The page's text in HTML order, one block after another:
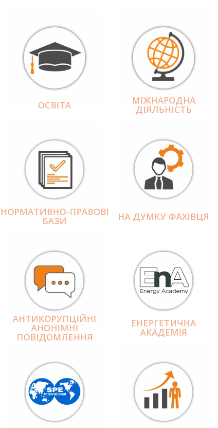
ОСВІТА МІЖНАРОДНА
ДІЯЛЬНІCТЬ
НОРМАТИВНО-ПРАВОВІ
БАЗИ НА ДУМКУ ФАХІВЦЯ
АНТИКОРУПЦІЙНІ
АНОНІМНІ
ПОВІДОМЛЕННЯ
ЕНЕРГЕТИЧНА
АКАДЕМІЯ